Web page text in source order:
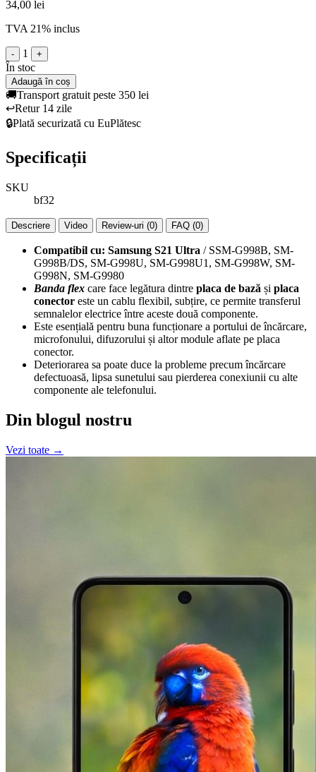
34,00 lei
TVA 21% inclus
- 1 +
În stoc
Adaugă în coș
🚚Transport gratuit peste 350 lei
↩️Retur 14 zile
🔒Plată securizată cu EuPlătesc
Specificații
SKU
bf32
Descriere Video Review-uri (0) FAQ (0)
Compatibil cu: Samsung S21 Ultra / SSM-G998B, SM-
G998B/DS, SM-G998U, SM-G998U1, SM-G998W, SM-
G998N, SM-G9980
Banda flex care face legătura dintre placa de bază și placa
conector este un cablu flexibil, subțire, ce permite transferul
semnalelor electrice între aceste două componente.
Este esențială pentru buna funcționare a portului de încărcare,
microfonului, difuzorului și altor module aflate pe placa
conector.
Deteriorarea sa poate duce la probleme precum încărcare
defectuoasă, lipsa sunetului sau pierderea conexiunii cu alte
componente ale telefonului.
Din blogul nostru
Vezi toate →